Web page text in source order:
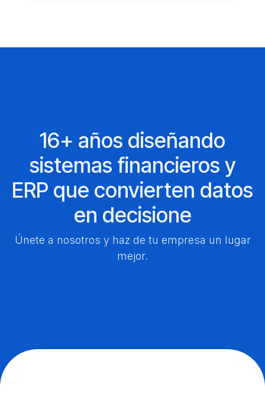
16+ años diseñando
sistemas financieros y
ERP que convierten datos
en decisione
Únete a nosotros y haz de tu empresa un lugar
mejor.